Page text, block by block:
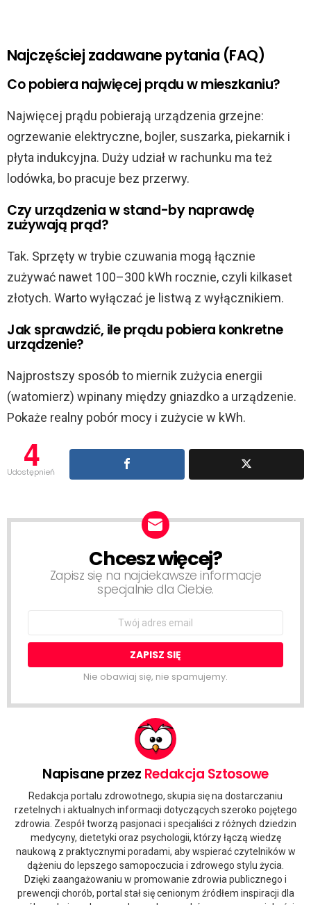
Najczęściej zadawane pytania (FAQ)
Co pobiera najwięcej prądu w mieszkaniu?
Najwięcej prądu pobierają urządzenia grzejne:
ogrzewanie elektryczne, bojler, suszarka, piekarnik i
płyta indukcyjna. Duży udział w rachunku ma też
lodówka, bo pracuje bez przerwy.
Czy urządzenia w stand-by naprawdę
zużywają prąd?
Tak. Sprzęty w trybie czuwania mogą łącznie
zużywać nawet 100–300 kWh rocznie, czyli kilkaset
złotych. Warto wyłączać je listwą z wyłącznikiem.
Jak sprawdzić, ile prądu pobiera konkretne
urządzenie?
Najprostszy sposób to miernik zużycia energii
(watomierz) wpinany między gniazdko a urządzenie.
Pokaże realny pobór mocy i zużycie w kWh.
4
Udostępnień
NEWSLETTERChcesz więcej?
Zapisz się na najciekawsze informacje
specjalnie dla Ciebie.
Email
Nie obawiaj się, nie spamujemy.
Napisane przez Redakcja Sztosowe
Redakcja portalu zdrowotnego, skupia się na dostarczaniu
rzetelnych i aktualnych informacji dotyczących szeroko pojętego
zdrowia. Zespół tworzą pasjonaci i specjaliści z różnych dziedzin
medycyny, dietetyki oraz psychologii, którzy łączą wiedzę
naukową z praktycznymi poradami, aby wspierać czytelników w
dążeniu do lepszego samopoczucia i zdrowego stylu życia.
Dzięki zaangażowaniu w promowanie zdrowia publicznego i
prewencji chorób, portal stał się cenionym źródłem inspiracji dla